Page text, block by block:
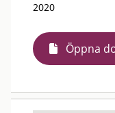
2020
Öppna